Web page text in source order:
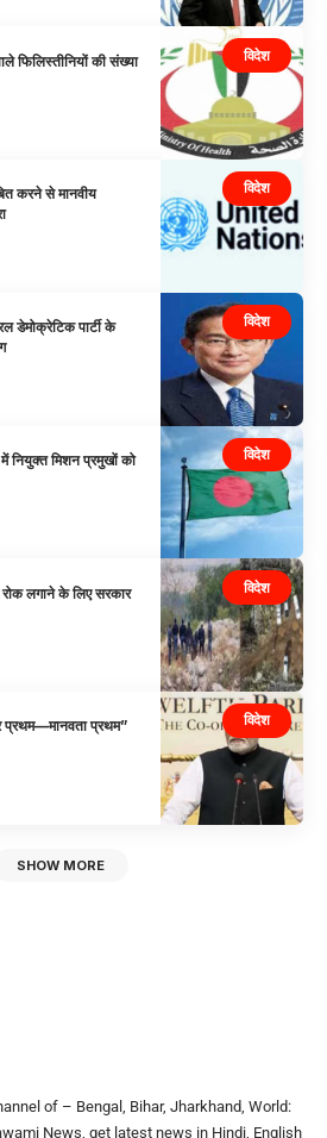
विदेश
फिलिस्तीनियों की संख्या
विदेश
करने से मानवीय
विदेश
डेमोक्रेटिक पार्टी के
विदेश
नियुक्त मिशन प्रमुखों को
विदेश
लगाने के लिए सरकार
विदेश
प्रथम—मानवता प्रथम”
SHOW MORE
of – Bengal, Bihar, Jharkhand, World:
News, get latest news in Hindi, English